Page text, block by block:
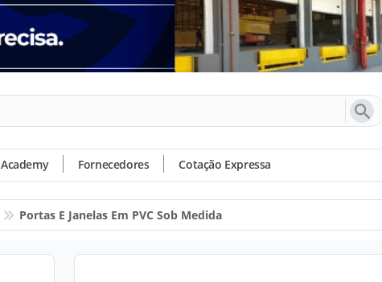
Academy Fornecedores Cotação Expressa
Portas E Janelas Em PVC Sob Medida